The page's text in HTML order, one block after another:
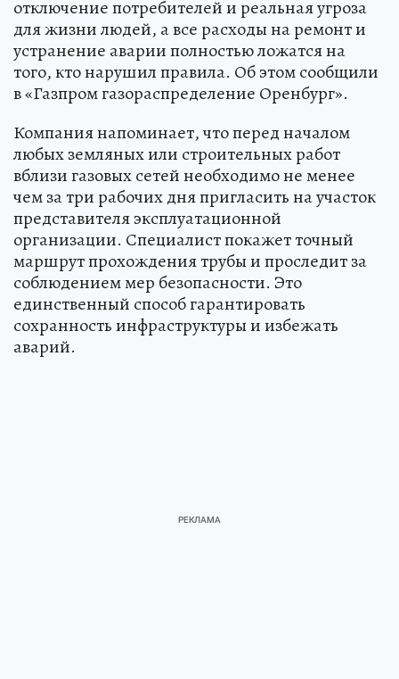
отключение потребителей и реальная угроза
для жизни людей, а все расходы на ремонт и
устранение аварии полностью ложатся на
того, кто нарушил правила. Об этом сообщили
в «Газпром газораспределение Оренбург».
Компания напоминает, что перед началом
любых земляных или строительных работ
вблизи газовых сетей необходимо не менее
чем за три рабочих дня пригласить на участок
представителя эксплуатационной
организации. Специалист покажет точный
маршрут прохождения трубы и проследит за
соблюдением мер безопасности. Это
единственный способ гарантировать
сохранность инфраструктуры и избежать
аварий.